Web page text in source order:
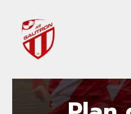
Aller